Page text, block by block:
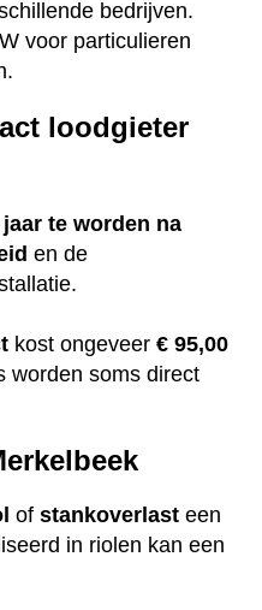
bedrijven.
voor particulieren
loodgieter
te worden na
en de
kost ongeveer € 95,00
worden soms direct
of stankoverlast een
in riolen kan een